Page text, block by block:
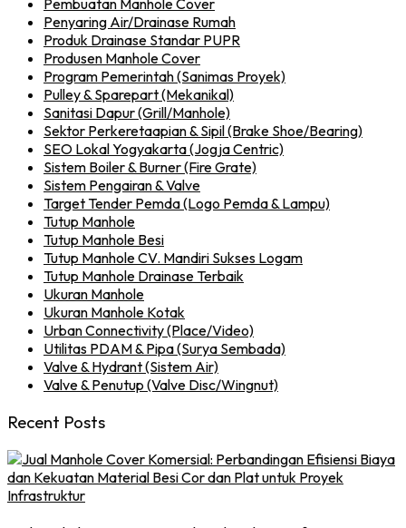
Pembuatan Manhole Cover
Penyaring Air/Drainase Rumah
Produk Drainase Standar PUPR
Produsen Manhole Cover
Program Pemerintah (Sanimas Proyek)
Pulley & Sparepart (Mekanikal)
Sanitasi Dapur (Grill/Manhole)
Sektor Perkeretaapian & Sipil (Brake Shoe/Bearing)
SEO Lokal Yogyakarta (Jogja Centric)
Sistem Boiler & Burner (Fire Grate)
Sistem Pengairan & Valve
Target Tender Pemda (Logo Pemda & Lampu)
Tutup Manhole
Tutup Manhole Besi
Tutup Manhole CV. Mandiri Sukses Logam
Tutup Manhole Drainase Terbaik
Ukuran Manhole
Ukuran Manhole Kotak
Urban Connectivity (Place/Video)
Utilitas PDAM & Pipa (Surya Sembada)
Valve & Hydrant (Sistem Air)
Valve & Penutup (Valve Disc/Wingnut)
Recent Posts